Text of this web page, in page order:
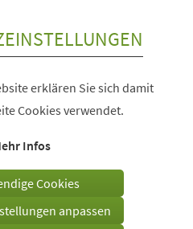
erklären Sie sich damit
Cookies verwendet.
Infos
Cookies
anpassen